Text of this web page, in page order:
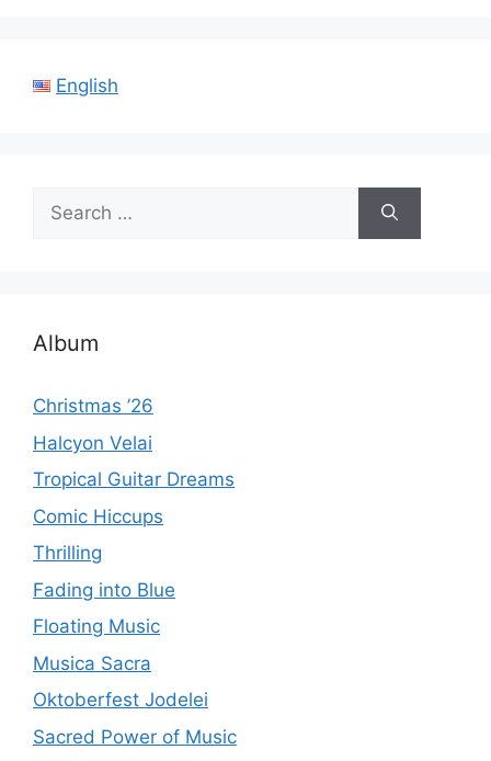
English
Search
for:
Album
Christmas ’26
Halcyon Velai
Tropical Guitar Dreams
Comic Hiccups
Thrilling
Fading into Blue
Floating Music
Musica Sacra
Oktoberfest Jodelei
Sacred Power of Music